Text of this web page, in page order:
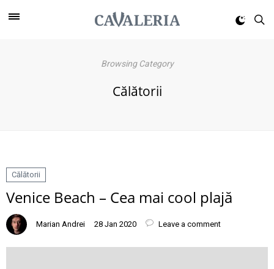
Browsing Category
Călătorii
Călătorii
Venice Beach – Cea mai cool plajă
Marian Andrei 28 Jan 2020 Leave a comment